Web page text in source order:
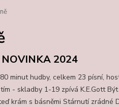
NOVINKA 2024
minut hudby, celkem 23 písní,
- skladby 1-19 zpívá K.E.Gott
krám s básněmi Stárnutí zrádné